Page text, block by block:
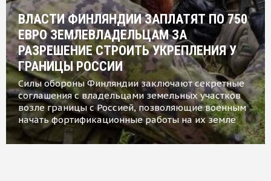
ВЛАСТИ ФИНЛЯНДИИ ЗАПЛАТЯТ ПО 750
ЕВРО ЗЕМЛЕВЛАДЕЛЬЦАМ ЗА
РАЗРЕШЕНИЕ СТРОИТЬ УКРЕПЛЕНИЯ У
ГРАНИЦЫ РОССИИ
Силы обороны Финляндии заключают секретные
соглашения с владельцами земельных участков
возле границы с Россией, позволяющие военным
начать фортификационные работы на их земле